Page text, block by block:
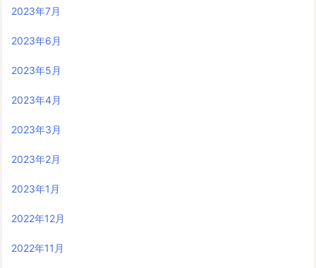
2023年7月
2023年6月
2023年5月
2023年4月
2023年3月
2023年2月
2023年1月
2022年12月
2022年11月